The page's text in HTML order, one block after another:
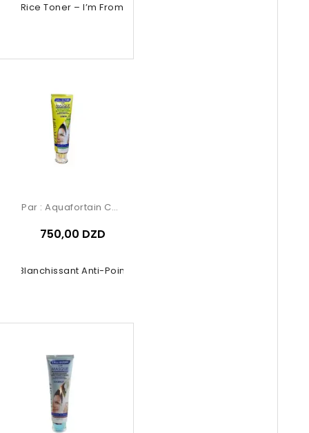
Rice Toner – I’m From
Blanchissant Anti-Points Noirs...
Par : Aquafortain Cosmetics
750,00 DZD